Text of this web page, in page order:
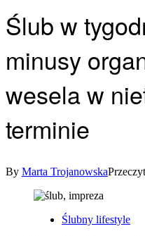
Ślub w
minusy
wesela w
terminie
By Marta Trojanowska
Posted Ślubny lifestyle